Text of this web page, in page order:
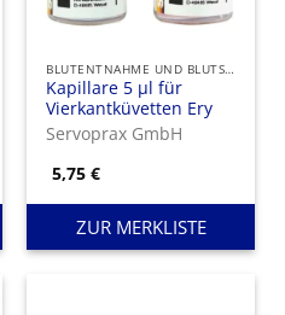
BLUTENTNAHME UND BLUTSENKUNG
Kapillare 5 µl für
Vierkantküvetten Ery
Servoprax GmbH
5,75€
ZUR MERKLISTE